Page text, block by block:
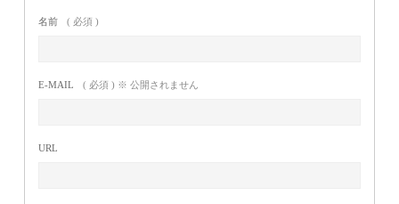
名前 ( 必須 )
E-MAIL ( 必須 ) ※ 公開されません
URL